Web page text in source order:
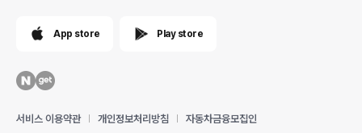
App store Play store
서비스 이용약관 개인정보처리방침 자동차금융모집인